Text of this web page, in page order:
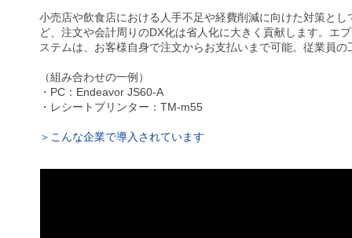
小売店や飲食店における人手不足や経費削減に向けた対策と
ど、注文や会計周りのDX化は省人化に大きく貢献します。エ
ステムは、お客様自身で注文からお支払いまで可能。従業員
（組み合わせの一例）
・PC：Endeavor JS60-A
・レシートプリンター：TM-m55
＞こんな企業で導入されています